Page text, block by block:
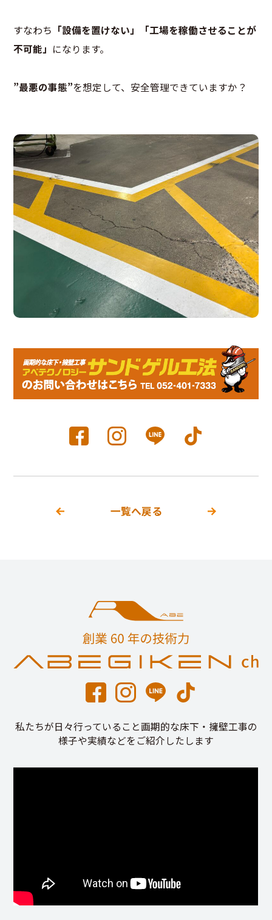
すなわち 「設備を置けない」「工場を稼働させることが
不可能」 になります。
”最悪の事態”を想定して、安全管理できていますか？
一覧へ戻る
私たちが日々行っていること画期的な床下・擁壁工事の
様子や実績などをご紹介したします